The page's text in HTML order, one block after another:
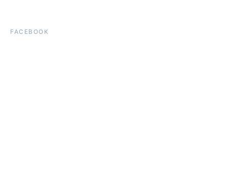
FACEBOOK